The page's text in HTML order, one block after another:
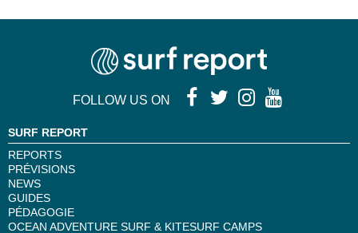
FOLLOW US ON
SURF REPORT
REPORTS
PRÉVISIONS
NEWS
GUIDES
PÉDAGOGIE
OCEAN ADVENTURE SURF & KITESURF CAMPS